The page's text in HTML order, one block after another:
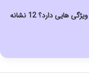
رابطه زناشویی سالم چه ویژگی هایی دارد؟ 12 نشانه